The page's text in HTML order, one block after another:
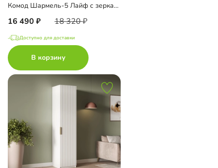
Комод Шармель-5 Лайф с зеркалом
16 490 18 320
Доступно для доставки
В корзину